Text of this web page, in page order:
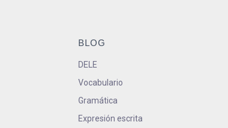
BLOG
DELE
Vocabulario
Gramática
Expresión escrita